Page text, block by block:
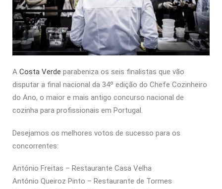
A Costa Verde parabeniza os seis finalistas que vão
disputar a final nacional da 34º edição do Chefe Cozinheiro
do Ano, o maior e mais antigo concurso nacional de
cozinha para profissionais em Portugal.
Desejamos os melhores votos de sucesso para os
concorrentes:
António Freitas – Restaurante Casa Velha
António Queiroz Pinto – Restaurante de Tormes